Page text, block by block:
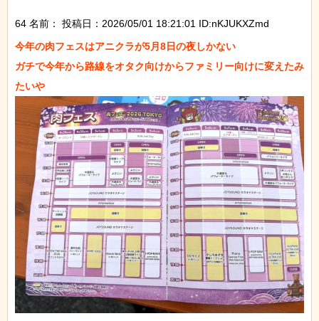
64 名前：
投稿日：2026/05/01 18:21:01 ID:nKJUKXZmd
今年の肉フェスはアニクラが5月8日の夜しかない
ガチで今年から路線をオタク向けからファミリー向けに変えたみ